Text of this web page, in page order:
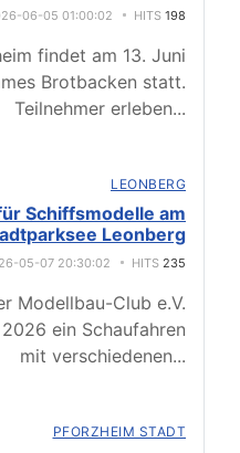
06-05 01:00:02 HITS 198
findet am 13. Juni
Brotbacken statt.
Teilnehmer erleben...
LEONBERG
Schiffsmodelle am
Leonberg
05-07 20:30:02 HITS 235
Modellbau-Club e.V.
ein Schaufahren
mit verschiedenen...
PFORZHEIM STADT